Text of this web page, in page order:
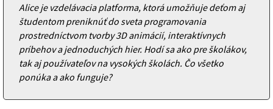
Alice je vzdelávacia platforma, ktorá umožňuje deťom aj
študentom preniknúť do sveta programovania
prostredníctvom tvorby 3D animácií, interaktívnych
príbehov a jednoduchých hier. Hodí sa ako pre školákov,
tak aj používateľov na vysokých školách. Čo všetko
ponúka a ako funguje?